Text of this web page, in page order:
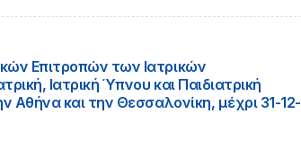
Επιτροπών των Ιατρικών
Ιατρική Ύπνου και Παιδιατρική
Αθήνα και την Θεσσαλονίκη, μέχρι 31-12-